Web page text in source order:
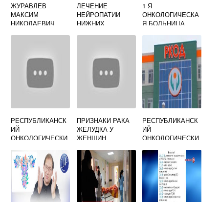
ЖУРАВЛЕВ
МАКСИМ
НИКОЛАЕВИЧ
ЛЕЧЕНИЕ
НЕЙРОПАТИИ
НИЖНИХ
1 Я
ОНКОЛОГИЧЕСКА
Я БОЛЬНИЦА
РЕСПУБЛИКАНСК
ИЙ
ОНКОЛОГИЧЕСКИ
ПРИЗНАКИ РАКА
ЖЕЛУДКА У
ЖЕНЩИН
РЕСПУБЛИКАНСК
ИЙ
ОНКОЛОГИЧЕСКИ
ЧЕБОКСАРЫ